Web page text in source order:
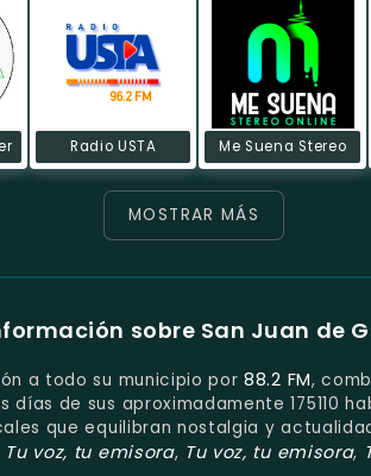
Radio USTA Me Suena Stereo
MOSTRAR MÁS
sobre San Juan de
a todo su municipio por88.2 FM,
de sus aproximadamente 175110
que equilibran nostalgia y
Tu voz, tu emisora, Tu voz, tu emisora,